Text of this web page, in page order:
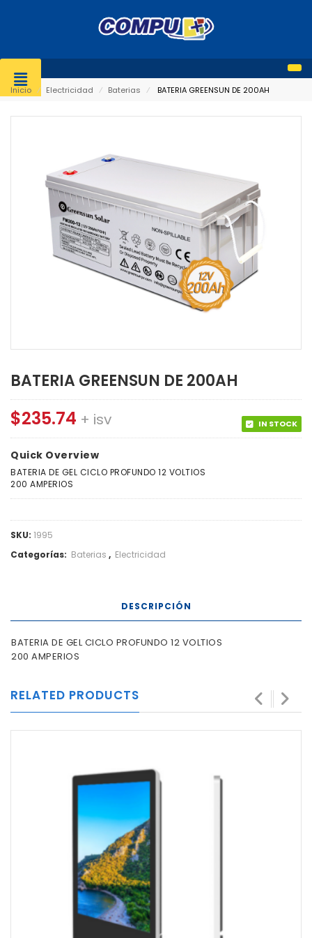
Inicio ⁄ Electricidad ⁄ Baterias ⁄ BATERIA GREENSUN DE 200AH
BATERIA GREENSUN DE 200AH
$235.74 + isv IN STOCK
Quick Overview
BATERIA DE GEL CICLO PROFUNDO 12 VOLTIOS
200 AMPERIOS
SKU: 1995
Categorías: Baterias , Electricidad
DESCRIPCIÓN
BATERIA DE GEL CICLO PROFUNDO 12 VOLTIOS
200 AMPERIOS
RELATED PRODUCTS